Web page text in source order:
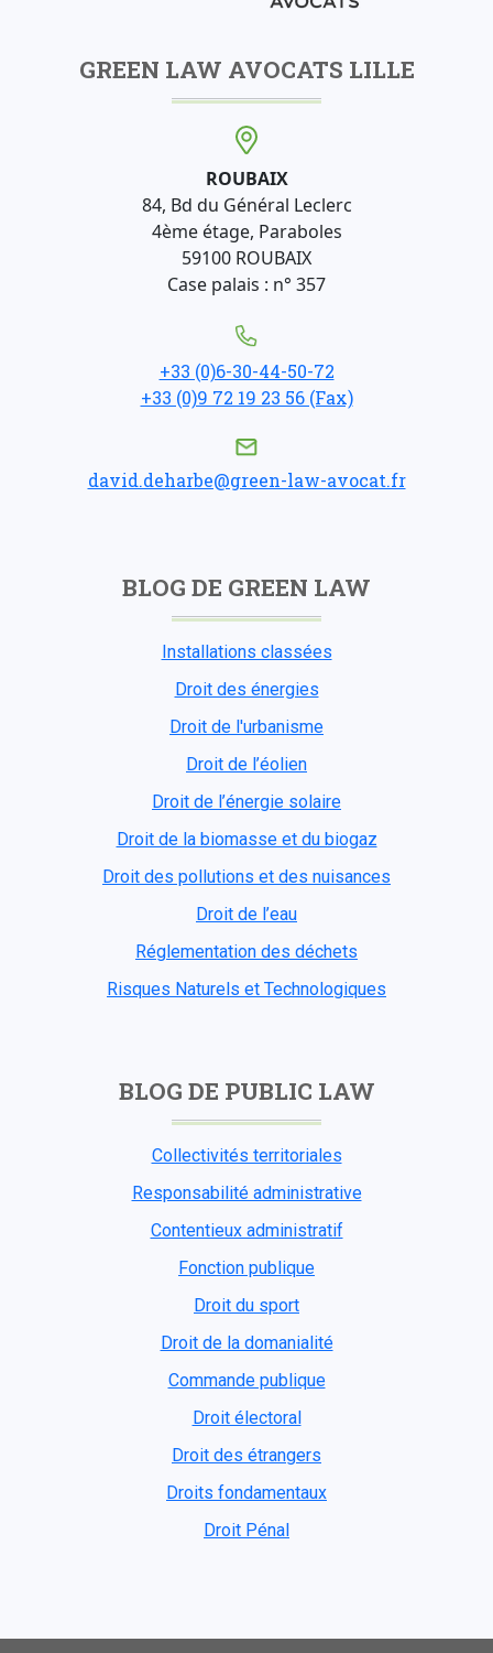
GREEN LAW AVOCATS LILLE
ROUBAIX
84, Bd du Général Leclerc
4ème étage, Paraboles
59100 ROUBAIX
Case palais : n° 357
+33 (0)6-30-44-50-72
+33 (0)9 72 19 23 56 (Fax)
david.deharbe@green-law-avocat.fr
BLOG DE GREEN LAW
Installations classées
Droit des énergies
Droit de l'urbanisme
Droit de l’éolien
Droit de l’énergie solaire
Droit de la biomasse et du biogaz
Droit des pollutions et des nuisances
Droit de l’eau
Réglementation des déchets
Risques Naturels et Technologiques
BLOG DE PUBLIC LAW
Collectivités territoriales
Responsabilité administrative
Contentieux administratif
Fonction publique
Droit du sport
Droit de la domanialité
Commande publique
Droit électoral
Droit des étrangers
Droits fondamentaux
Droit Pénal